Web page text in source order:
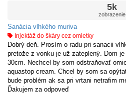
5k
zobrazenie
Sanácia vlhkého muriva
Injektáž do škáry cez omietky
Dobrý deň. Prosím o radu pri sanacii
pretože z vonku je už zateplený. Dom
30cm. Nechcel by som odstraňovať
aquastop cream. Chcel by som sa
bude problém ak sa pri vrtani netrafim
Ďakujem za odpoveď